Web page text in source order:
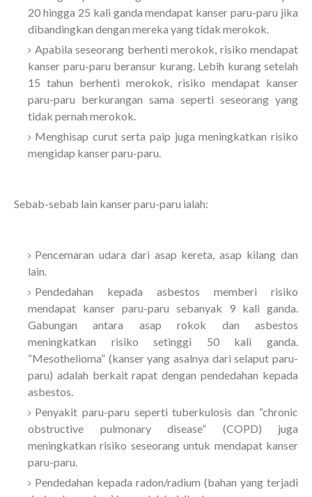
20 hingga 25 kali ganda mendapat kanser paru-paru jika
dibandingkan dengan mereka yang tidak merokok.
Apabila seseorang berhenti merokok, risiko mendapat
kanser paru-paru beransur kurang. Lebih kurang setelah
15 tahun berhenti merokok, risiko mendapat kanser
paru-paru berkurangan sama seperti seseorang yang
tidak pernah merokok.
Menghisap curut serta paip juga meningkatkan risiko
mengidap kanser paru-paru.
Sebab-sebab lain kanser paru-paru ialah:
Pencemaran udara dari asap kereta, asap kilang dan
lain.
Pendedahan kepada asbestos memberi risiko
mendapat kanser paru-paru sebanyak 9 kali ganda.
Gabungan antara asap rokok dan asbestos
meningkatkan risiko setinggi 50 kali ganda.
“Mesothelioma” (kanser yang asalnya dari selaput paru-
paru) adalah berkait rapat dengan pendedahan kepada
asbestos.
Penyakit paru-paru seperti tuberkulosis dan “chronic
obstructive pulmonary disease” (COPD) juga
meningkatkan risiko seseorang untuk mendapat kanser
paru-paru.
Pendedahan kepada radon/radium (bahan yang terjadi